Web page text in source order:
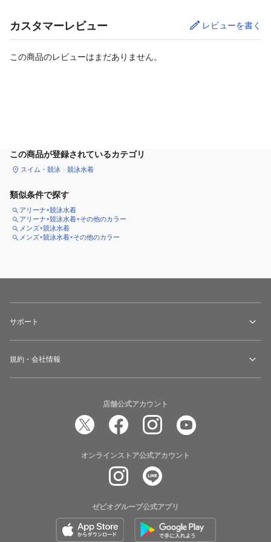
カスタマーレビュー レビューを書く
この商品のレビューはまだありません。
この商品が登録されているカテゴリ
スイム・競泳 競泳水着
類似条件で探す
アリーナ×競泳水着
アリーナ×競泳水着×その他のカラー
メンズ×競泳水着
メンズ×競泳水着×その他のカラー
サポート
規約・会社情報
店舗公式アカウント
オンラインストア公式アカウント
ゼビオグループ公式アプリ